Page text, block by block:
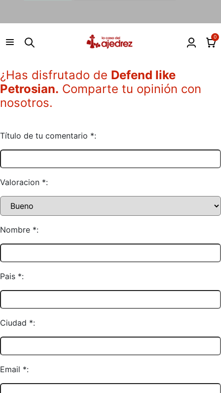
0
¿Has disfrutado de Defend like
Petrosian. Comparte tu opinión con
nosotros.
Título de tu comentario *:
Valoracion *:
Nombre *:
Pais *:
Ciudad *:
Email *: